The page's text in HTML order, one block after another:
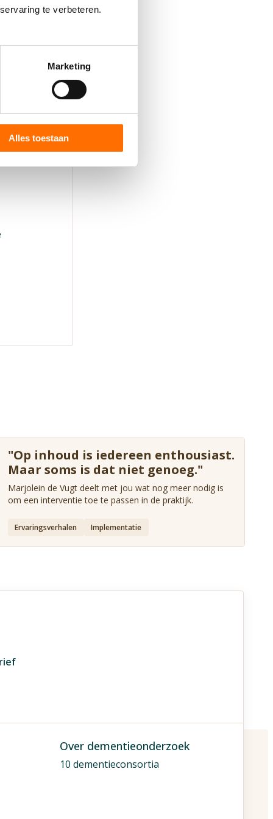
te verbeteren.
Marketing
Alles toestaan
"Op inhoud is iedereen enthousiast.
Maar soms is dat niet genoeg."
Marjolein de Vugt deelt met jou wat nog meer nodig is
om een interventie toe te passen in de praktijk.
Ervaringsverhalen Implementatie
Over dementieonderzoek
10 dementieconsortia